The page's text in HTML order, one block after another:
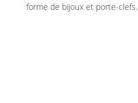
forme de bijoux et porte-clefs.